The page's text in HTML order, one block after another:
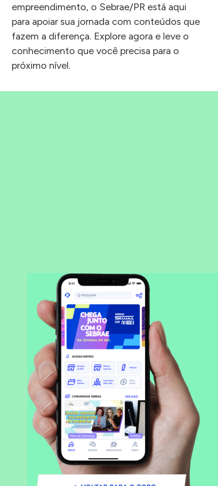
empreendimento, o Sebrae/PR está aqui
para apoiar sua jornada com conteúdos que
fazem a diferença. Explore agora e leve o
conhecimento que você precisa para o
próximo nível.